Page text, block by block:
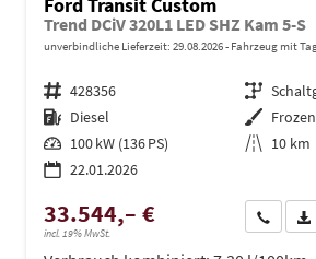
Trend DCiV 320L1 LED SHZ Kam 5-S
unverbindliche Lieferzeit: 29.08.2026 Fahrzeug mit
Fahrzeugnr. 428356 Getriebe
Kraftstoff Diesel Außenfarbe
Leistung 100 kW (136 PS) Kilometerstand 10 km
22.01.2026
33.544,– €
incl. 19% MwSt.
Wir